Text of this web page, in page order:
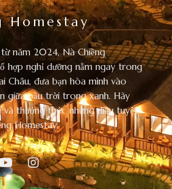
Homestay
năm 2024, Nà Chiềng
hợp nghỉ dưỡng nằm ngay trong
Châu, đưa bạn hòa mình vào
giữa bầu trời trong xanh. Hãy
và thưởng thức những điều tuyệt
Homestay.